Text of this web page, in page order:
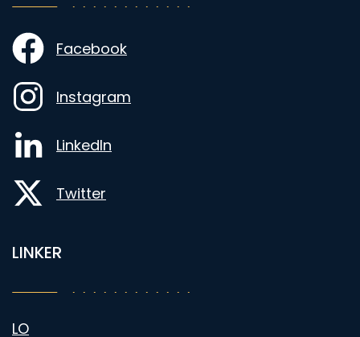
Facebook
Instagram
LinkedIn
Twitter
LINKER
LO